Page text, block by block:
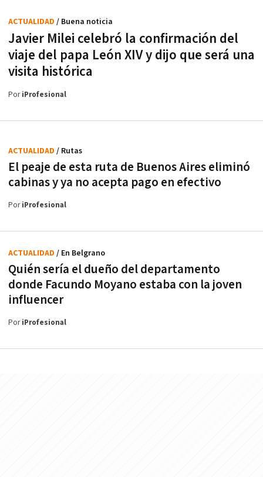
Javier Milei celebró la confirmación del
viaje del papa León XIV y dijo que será una
visita histórica
ACTUALIDAD / Buena noticia
PoriProfesional
El peaje de esta ruta de Buenos Aires eliminó
cabinas y ya no acepta pago en efectivo
ACTUALIDAD / Rutas
PoriProfesional
Quién sería el dueño del departamento
donde Facundo Moyano estaba con la joven
influencer
ACTUALIDAD / En Belgrano
PoriProfesional